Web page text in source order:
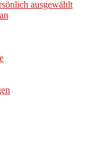
ausgewählt